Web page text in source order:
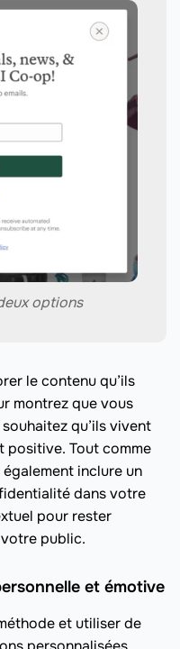
options
le contenu qu’ils
montrez que vous
qu’ils vivent
positive. Tout comme
inclure un
dans votre
pour rester
public.
et émotive
et utiliser de